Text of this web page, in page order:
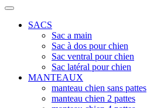
SACS
Sac a main
Sac à dos pour chien
Sac ventral pour chien
Sac latéral pour chien
MANTEAUX
manteau chien sans pattes
manteau chien 2 pattes